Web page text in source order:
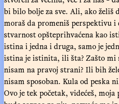
bi bilo bolje za sve. Ali, ako želiš
moraš da promeniš perspektivu i
stvarnost opšteprihvaćena kao
istina i jedna i druga, samo je
istina je istinita, ili šta? Zašto mi
nisam na pravoj strani? Ili bih
nisam sposoban. Kula od peska
Ovo je tek početak, videćeš,